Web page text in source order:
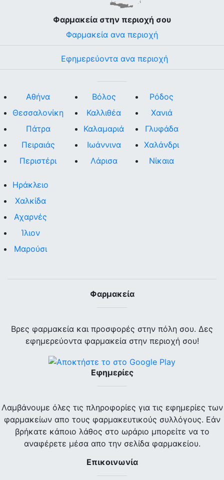
Φαρμακεία στην περιοχή σου
Φαρμακεία ανα περιοχή
Εφημερεύοντα ανα περιοχή
Αθήνα
Θεσσαλονίκη
Πάτρα
Πειραιάς
Περιστέρι
Βόλος
Καλλιθέα
Καλαμαριά
Ιωάννινα
Λάρισα
Ρόδος
Χανιά
Γλυφάδα
Χαλάνδρι
Νίκαια
Ηράκλειο
Χαλκίδα
Αχαρνές
Ίλιον
Μαρούσι
Φαρμακεία
Βρες φαρμακεία και προσφορές στην πόλη σου. Δες
εφημερεύοντα φαρμακεία στην περιοχή σου!
Εφημερίες
Λαμβάνουμε όλες τις πληροφορίες για τις εφημερίες των
φαρμακείων απο τους φαρμακευτικούς συλλόγους. Εάν
βρήκατε κάποιο λάθος στο ωράριο μπορείτε να το
αναφέρετε μέσα απο την σελίδα φαρμακείου.
Επικοινωνία